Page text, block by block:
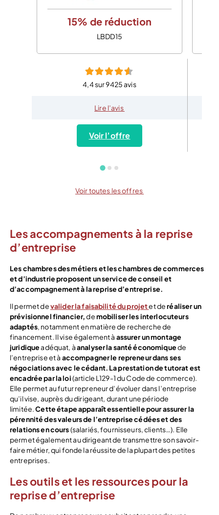
15% de réduction
LBDD15
4,4 sur 9425 avis
Lire l’avis
Voir l’offre
Voir toutes les offres
Les accompagnements à la reprise
d’entreprise
Les chambres des métiers et les chambres de commerces
et d’industrie proposent un service de conseil et
d’accompagnement à la reprise d’entreprise.
Il permet devalider la faisabilité du projetet deréaliser un
prévisionnel financier, demobiliser les interlocuteurs
adaptés, notamment en matière de recherche de
financement. Il vise également à assurer un montage
juridiqueadéquat, àanalyser la santé économiquede
l’entreprise et à accompagner le repreneur dans ses
négociations avec le cédant. La prestation de tutorat est
encadrée par la loi(article L129-1 du Code de commerce).
Elle permet au futur repreneur d’évoluer dans l’entreprise
qu’il vise, auprès du dirigeant, durant une période
limitée.Cette étape apparaît essentielle pour assurer la
pérennité des valeurs de l’entreprise cédées et des
relations en cours(salariés, fournisseurs, clients…). Elle
permet également au dirigeant de transmettre son savoir-
faire métier, qui fonde la réussite de la plupart des petites
entreprises.
Les outils et les ressources pour la
reprise d’entreprise